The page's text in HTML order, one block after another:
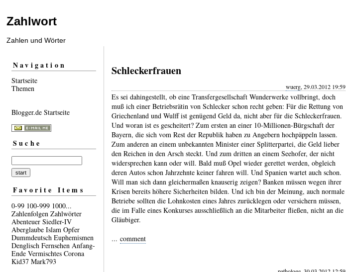
Zahlwort
Zahlen und Wörter
Navigation
Startseite
Themen
Blogger.de Startseite
Suche
Favorite Items
0-99 100-999 1000...
Zahlenfolgen Zahlwörter
Abenteuer Siedler-IV
Aberglaube Islam Opfer
Dummdeutsch Euphemismen
Denglisch Fernsehen Anfang-
Ende Vermischtes Corona
Kid37 Mark793
Schleckerfrauen
wuerg, 29.03.2012 19:59
Es sei dahingestellt, ob eine Transfer­gesell­schaft Wunder­werke voll­bringt, doch
muß ich einer Betriebs­rätin von Schlecker schon recht geben: Für die Rettung von
Grie­chen­land und Wulff ist genügend Geld da, nicht aber für die Schlecker­frauen.
Und woran ist es geschei­tert? Zum ersten an einer 10‑Milli­onen-​Bürg­schaft der
Bayern, die sich vom Rest der Republik haben zu Angebern hoch­päppeln lassen.
Zum anderen an einem unbe­kannten Minister einer Splitter­partei, die Geld lieber
den Reichen in den Arsch steckt. Und zum dritten an einem Seehofer, der nicht
wider­sprechen kann oder will. Bald muß Opel wieder gerettet werden, obgleich
deren Autos schon Jahr­zehnte keiner fahren will. Und Spanien wartet auch schon.
Will man sich dann gleicher­maßen knau­serig zeigen? Banken müssen wegen ihrer
Krisen bereits höhere Sicher­heiten bilden. Und ich bin der Meinung, auch normale
Betriebe sollten die Lohn­kosten eines Jahres zurück­legen oder ver­sichern müssen,
die im Falle eines Konkurses aus­schließ­lich an die Mitarbeiter fließen, nicht an die
Gläu­biger.
... comment